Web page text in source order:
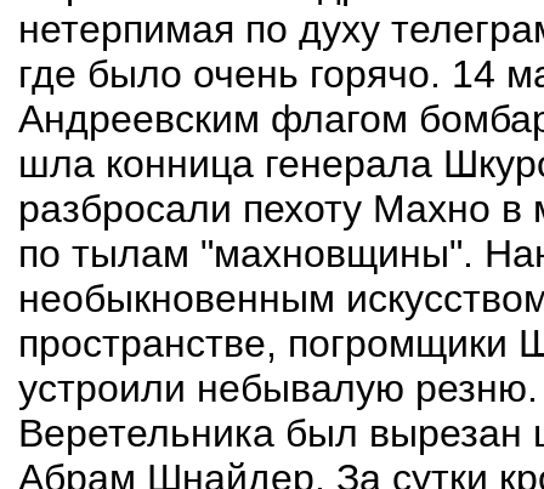
нетерпимая по духу
где было очень горячо. 14
Андреевским флагом
шла конница генерала
разбросали пехоту Махно
по тылам "махновщины".
необыкновенным
пространстве, погромщики
устроили небывалую
Веретельника был вырезан
Абрам Шнайдер. За сутки